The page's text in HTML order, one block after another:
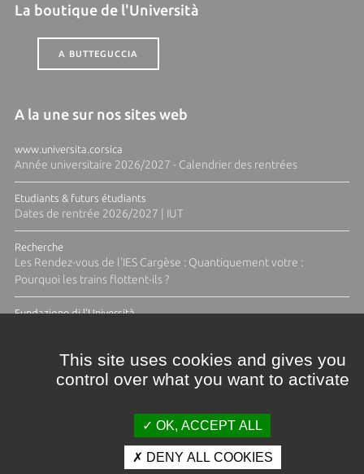
La boutique de l'Università
A BUTTEGUCCIA
A la une sur nos sites web
www.universita.corsica
Année universitaire 2026/2027 - Calendrier des rentrées
Etudiants & futurs étudiants
Dates de rentrée 2026/2027 | IUT
Recherche
Les Rendez-vous de l'IES Cargèse : Quantiquement votre :
Pourquoi les trains flottent-ils ?
Fundazione di l'Università
This site uses cookies and gives you
control over what you want to activate
OK, ACCEPT ALL
DENY ALL COOKIES